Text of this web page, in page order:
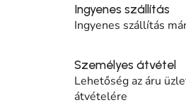
Ingyenes szállítás
Ingyenes szállítás
Személyes átvétel
Lehetőség az áru
átvételére